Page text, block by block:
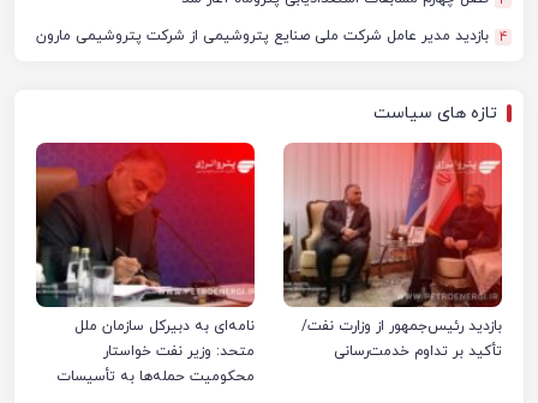
4 بازدید مدیر عامل شرکت ملی صنایع پتروشیمی از شرکت پتروشیمی مارون
تازه های سیاست
بازدید رئیس‌جمهور از وزارت نفت/
تأکید بر تداوم خدمت‌رسانی
نامه‌ای به دبیرکل سازمان ملل
متحد: وزیر نفت خواستار
محکومیت حمله‌ها به تأسیسات